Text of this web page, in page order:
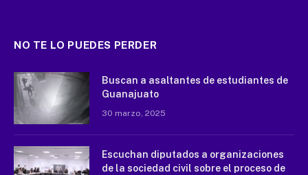
NO TE LO PUEDES PERDER
Buscan a asaltantes de estudiantes de
Guanajuato
30 marzo, 2025
Escuchan diputados a organizaciones
de la sociedad civil sobre el proceso de